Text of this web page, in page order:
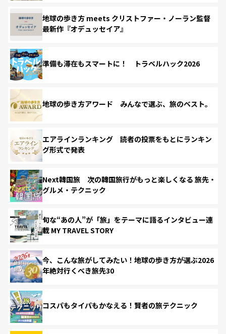
地球の歩き方 meets クリストファー・ノーラン監督
最新作『オデュッセイア』
準備も滞在もスマートに！ トラベルハック2026
地球の歩き方アワード みんなで選ぶ、旅のベスト。
エアラインランキング 読者の投票をもとにランキン
グ形式で発表
Next韓国旅 次の韓国旅行がもっと楽しくなる 旅先・
グルメ・テクニック
旬な“あの人”が「旅」をテーマに語るインタビュー連
載 MY TRAVEL STORY
今、こんな旅がしてみたい！地球の歩き方が選ぶ2026
年絶対行くべき旅先30
コスパもタイパもかなえる！賢者の旅テクニック